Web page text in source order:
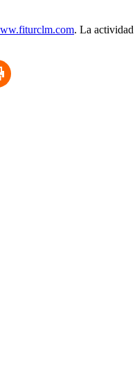
. La actividad